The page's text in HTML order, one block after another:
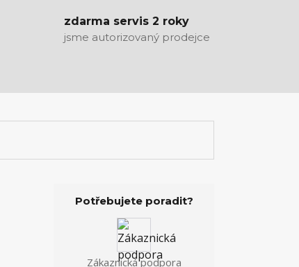
zdarma servis 2 roky
jsme autorizovaný prodejce
Potřebujete poradit?
Zákaznická podpora